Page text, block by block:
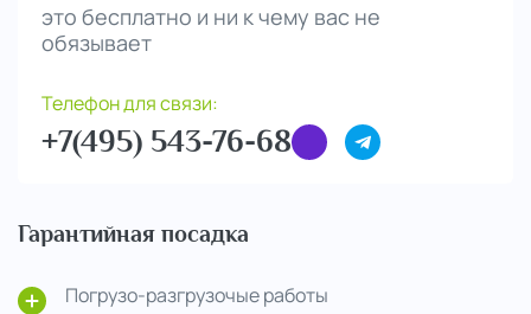
это бесплатно и ни к чему вас не
обязывает
Телефон для связи:
+7(495) 543-76-68
Гарантийная посадка
Погрузо-разгрузочые работы